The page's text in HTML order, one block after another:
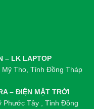
– LK LAPTOP
Tho, Tỉnh Đồng Tháp
– ĐIỆN MẶT TRỜI
Phước Tây , Tỉnh Đồng